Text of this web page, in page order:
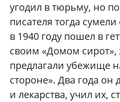
угодил в тюрьму, но
писателя тогда
в 1940 году пошел в
своим «Домом сирот»,
предлагали убежище
стороне». Два года он
и лекарства, учил их,